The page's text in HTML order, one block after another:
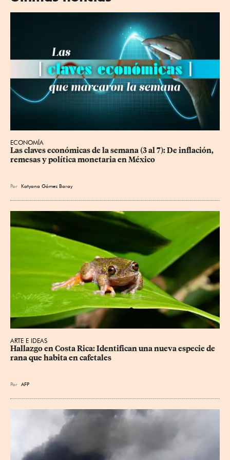
ECONOMÍA
Las claves económicas de la semana (3 al 7): De inflación,
remesas y política monetaria en México
Por Katyana Gómez Baray
ARTE E IDEAS
Hallazgo en Costa Rica: Identifican una nueva especie de
rana que habita en cafetales
Por AFP